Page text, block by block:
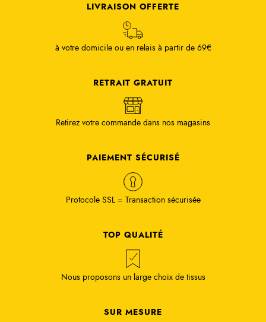
LIVRAISON OFFERTE
à votre domicile ou en relais à partir de 69€
RETRAIT GRATUIT
Retirez votre commande dans nos magasins
PAIEMENT SÉCURISÉ
Protocole SSL = Transaction sécurisée
TOP QUALITÉ
Nous proposons un large choix de tissus
SUR MESURE